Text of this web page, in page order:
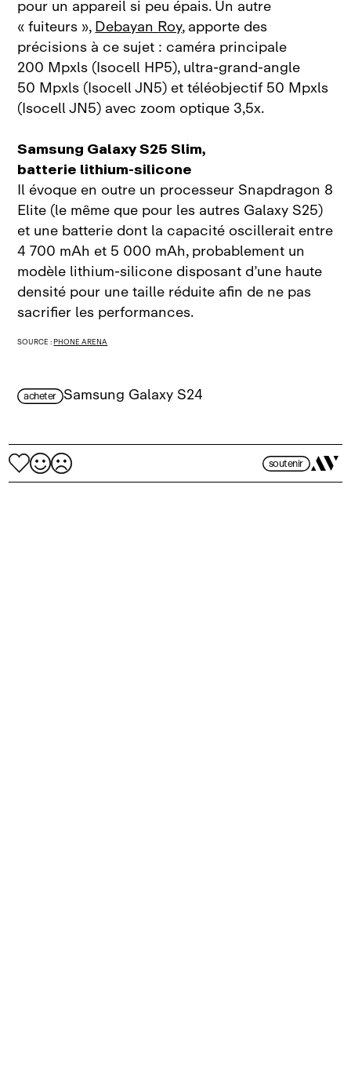
pour un appareil si peu épais. Un autre
« fuiteurs »,Debayan Roy, apporte des
précisions à ce sujet : caméra principale
200 Mpxls (Isocell HP5), ultra‑grand‑angle
50 Mpxls (Isocell JN5) et téléobjectif 50 Mpxls
(Isocell JN5) avec zoom optique 3,5x.
Samsung Galaxy S25 Slim,
batterie lithium‑silicone
Il évoque en outre un processeur Snapdragon 8
Elite (le même que pour les autres Galaxy S25)
et une batterie dont la capacité oscillerait entre
4 700 mAh et 5 000 mAh, probablement un
modèle lithium‑silicone disposant d’une haute
densité pour une taille réduite afin de ne pas
sacrifier les performances.
SOURCE : PHONE ARENA
acheter Samsung Galaxy S24
soutenir